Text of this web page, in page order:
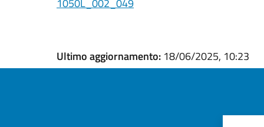
1050L_002_049
Ultimo aggiornamento: 18/06/2025, 10:23